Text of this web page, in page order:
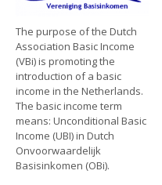
The purpose of the Dutch
Association Basic Income
(VBi) is promoting the
introduction of a basic
income in the Netherlands.
The basic income term
means: Unconditional Basic
Income (UBI) in Dutch
Onvoorwaardelijk
Basisinkomen (OBi).